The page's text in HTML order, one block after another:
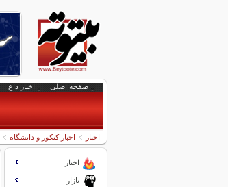
صفحه اصلی اخبار داغ
اخبار اخبار کنکور و دانشگاه
اخبار
بازار